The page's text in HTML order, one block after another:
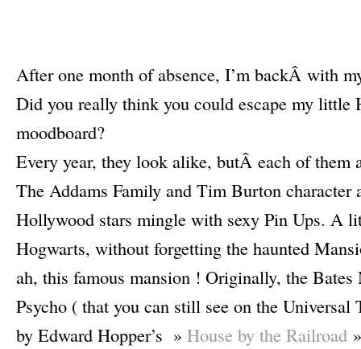
After one month of absence, I’m backÂ with
Did you really think you could escape my little
moodboard?
Every year, they look alike, butÂ each of them
The Addams Family and Tim Burton character
Hollywood stars mingle with sexy Pin Ups. A
Hogwarts, without forgetting the haunted
ah, this famous mansion ! Originally, the
Psycho ( that you can still see on the
by Edward Hopper’s » House by the Railroad